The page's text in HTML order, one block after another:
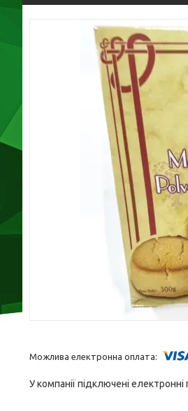
У компанії підключені